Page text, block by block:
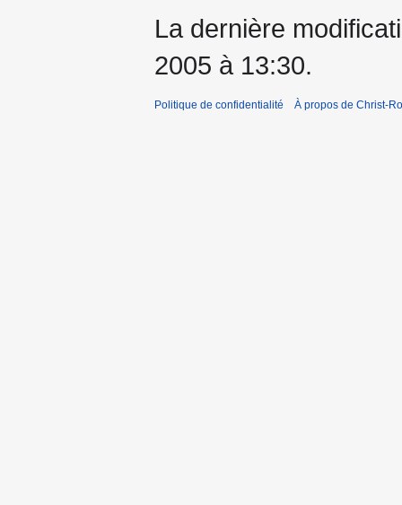
La dernière
2005 à 13:30.
Politique de confidentialité À propos de Christ-